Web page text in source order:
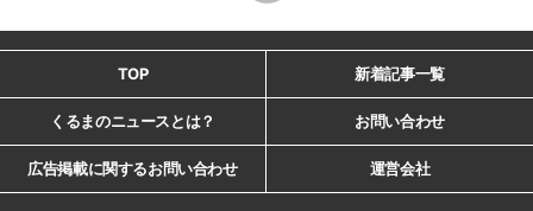
TOP 新着記事一覧
くるまのニュースとは？ お問い合わせ
広告掲載に関するお問い合わせ 運営会社